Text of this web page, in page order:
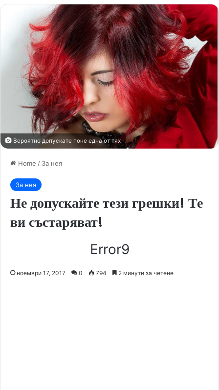
Вероятно допускате поне една от тях
Home / За нея
За нея
Не допускайте тези грешки! Те
ви състаряват!
Error9
ноември 17, 2017 0 794 2 минути за четене